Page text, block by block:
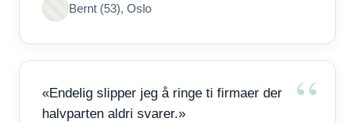
Bernt (53), Oslo
«Endelig slipper jeg å ringe ti firmaer der
halvparten aldri svarer.»